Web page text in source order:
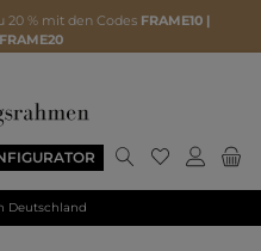
20 % mit den Codes FRAME10 |
Deutschland